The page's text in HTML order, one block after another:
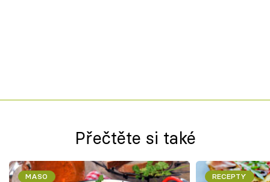
Přečtěte si také
MASO RECEPTY